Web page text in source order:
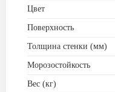
Строительные смеси
Цвет
Поверхность
Толщина стенки (мм)
Морозостойкость
Вес (кг)